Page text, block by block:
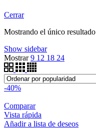
Cerrar
Mostrando el único resultado
Show sidebar
Mostrar9 12 18 24
-40%
Comparar
Vista rápida
Añadir a lista de deseos